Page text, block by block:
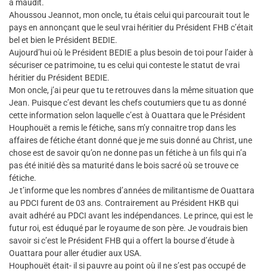
a maudit.
Ahoussou Jeannot, mon oncle, tu étais celui qui parcourait tout le
pays en annonçant que le seul vrai héritier du Président FHB c’était
bel et bien le Président BEDIE.
Aujourd’hui où le Président BEDIE a plus besoin de toi pour l’aider à
sécuriser ce patrimoine, tu es celui qui conteste le statut de vrai
héritier du Président BEDIE.
Mon oncle, j’ai peur que tu te retrouves dans la même situation que
Jean. Puisque c’est devant les chefs coutumiers que tu as donné
cette information selon laquelle c’est à Ouattara que le Président
Houphouët a remis le fétiche, sans m’y connaitre trop dans les
affaires de fétiche étant donné que je me suis donné au Christ, une
chose est de savoir qu’on ne donne pas un fétiche à un fils qui n’a
pas été initié dès sa maturité dans le bois sacré où se trouve ce
fétiche.
Je t’informe que les nombres d’années de militantisme de Ouattara
au PDCI furent de 03 ans. Contrairement au Président HKB qui
avait adhéré au PDCI avant les indépendances. Le prince, qui est le
futur roi, est éduqué par le royaume de son père. Je voudrais bien
savoir si c’est le Président FHB qui a offert la bourse d’étude à
Ouattara pour aller étudier aux USA.
Houphouët était- il si pauvre au point où il ne s’est pas occupé de